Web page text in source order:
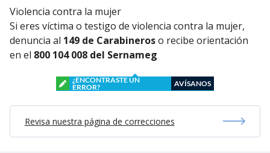
Violencia contra la mujer
Si eres víctima o testigo de violencia contra la mujer,
denuncia al 149 de Carabineroso recibe orientación
en el 800 104 008 del Sernameg
¿ENCONTRASTE UN
ERROR?
AVÍSANOS
Revisa nuestra página de correcciones